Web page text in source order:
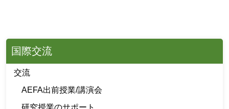
国際交流
交流
AEFA出前授業/講演会
研究授業のサポート